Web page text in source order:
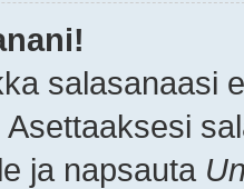
salasanaasi
ja napsauta